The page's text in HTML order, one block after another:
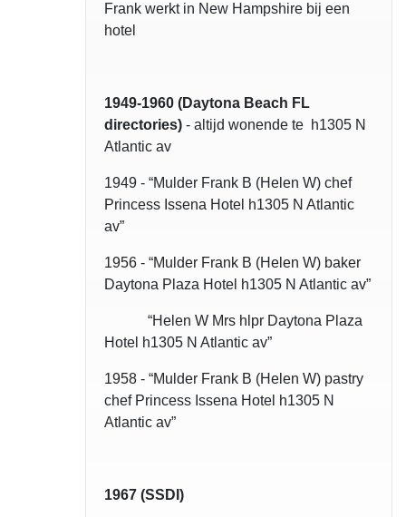
Frank werkt in New Hampshire bij een
hotel
1949-1960 (Daytona Beach FL
directories) - altijd wonende te h1305 N
Atlantic av
1949 - “Mulder Frank B (Helen W) chef
Princess Issena Hotel h1305 N Atlantic
av”
1956 - “Mulder Frank B (Helen W) baker
Daytona Plaza Hotel h1305 N Atlantic av”
“Helen W Mrs hlpr Daytona Plaza
Hotel h1305 N Atlantic av”
1958 - “Mulder Frank B (Helen W) pastry
chef Princess Issena Hotel h1305 N
Atlantic av”
1967 (SSDI)